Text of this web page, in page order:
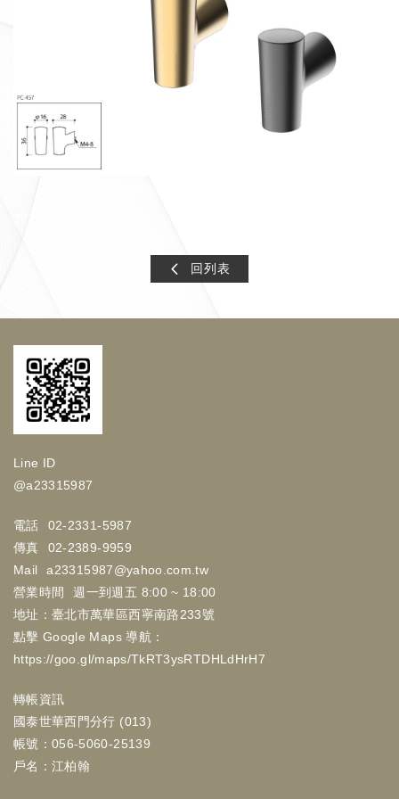
回列表
Line ID
@a23315987
電話
02-2331-5987
傳真
02-2389-9959
Mail
a23315987@yahoo.com.tw
營業時間
週一到週五 8:00 ~ 18:00
地址：臺北市萬華區西寧南路233號
點擊 Google Maps 導航：
https://goo.gl/maps/TkRT3ysRTDHLdHrH7
轉帳資訊
國泰世華西門分行 (013)
帳號：056-5060-25139
戶名：江柏翰